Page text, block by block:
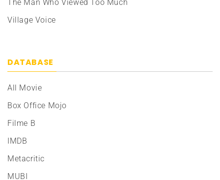
The Man Who Viewed Too Much
Village Voice
DATABASE
All Movie
Box Office Mojo
Filme B
IMDB
Metacritic
MUBI